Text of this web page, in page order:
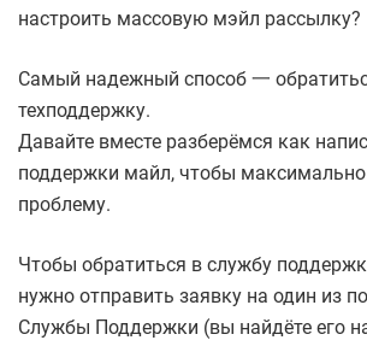
настроить массовую мэйл рассылку?
Самый надежный способ 一
техподдержку.
Давайте вместе разберёмся как
поддержки майл, чтобы
проблему.
Чтобы обратиться в службу
нужно отправить заявку на один из
Службы Поддержки (вы найдёте его